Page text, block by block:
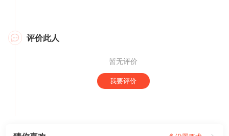
 评价此人
暂无评价
我要评价